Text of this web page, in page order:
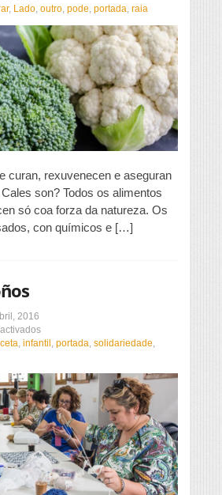
A
pode
curar
, Lado, outro, pode, portada, raia
curan, rexuvenecen e aseguran
son? Todos os alimentos
só coa forza da natureza. Os
con químicos e […]
2016
en
Tecendo
, infantil, portada, solidariedade,